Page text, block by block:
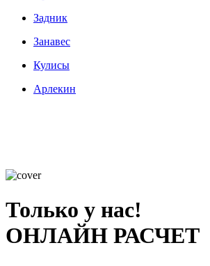
Задник
Занавес
Кулисы
Арлекин
Только у нас!
ОНЛАЙН РАСЧЕТ